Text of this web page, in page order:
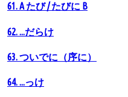
61. A たび / たびに B
62. ...だらけ
63. ついでに（序に）
64. ...っけ